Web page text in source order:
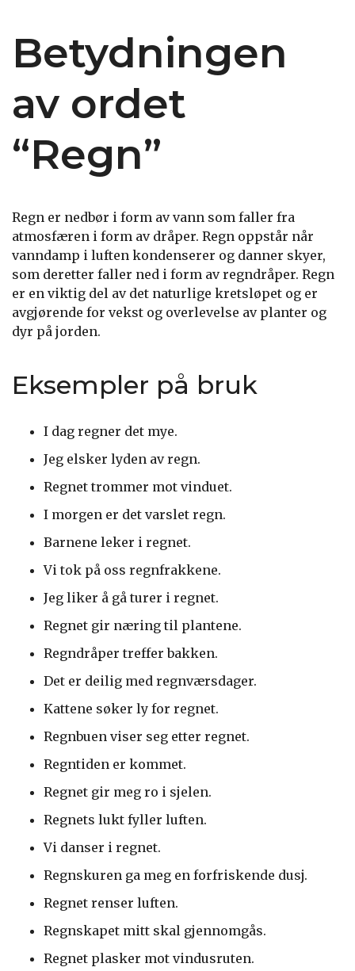
Betydningen
av ordet
“Regn”
Regn er nedbør i form av vann som faller fra
atmosfæren i form av dråper. Regn oppstår når
vanndamp i luften kondenserer og danner skyer,
som deretter faller ned i form av regndråper. Regn
er en viktig del av det naturlige kretsløpet og er
avgjørende for vekst og overlevelse av planter og
dyr på jorden.
Eksempler på bruk
I dag regner det mye.
Jeg elsker lyden av regn.
Regnet trommer mot vinduet.
I morgen er det varslet regn.
Barnene leker i regnet.
Vi tok på oss regnfrakkene.
Jeg liker å gå turer i regnet.
Regnet gir næring til plantene.
Regndråper treffer bakken.
Det er deilig med regnværsdager.
Kattene søker ly for regnet.
Regnbuen viser seg etter regnet.
Regntiden er kommet.
Regnet gir meg ro i sjelen.
Regnets lukt fyller luften.
Vi danser i regnet.
Regnskuren ga meg en forfriskende dusj.
Regnet renser luften.
Regnskapet mitt skal gjennomgås.
Regnet plasker mot vindusruten.